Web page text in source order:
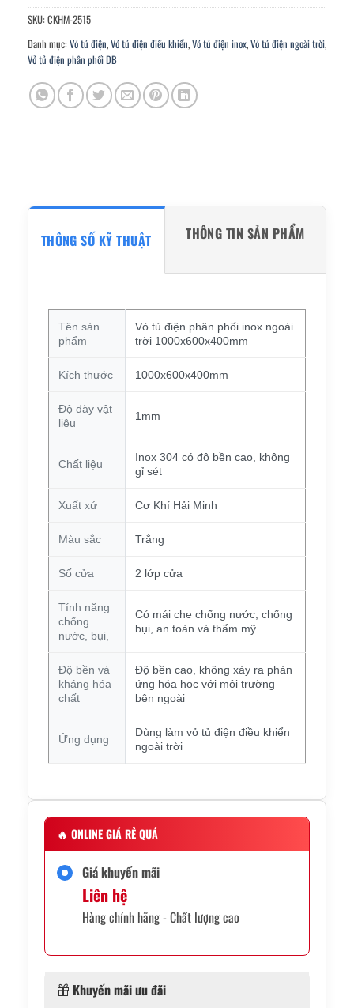
SKU: CKHM-2515
Danh mục: Vỏ tủ điện,Vỏ tủ điện điều khiển,Vỏ tủ điện inox,Vỏ tủ điện ngoài trời,
Vỏ tủ điện phân phối DB
THÔNG SỐ KỸ THUẬT THÔNG TIN SẢN PHẨM
Tên sản
phẩm
Vỏ tủ điện phân phối inox ngoài
trời 1000x600x400mm
Kích thước 1000x600x400mm
Độ dày vật
liệu
1mm
Chất liệu
Inox 304 có độ bền cao, không
gỉ sét
Xuất xứ Cơ Khí Hải Minh
Màu sắc Trắng
Số cửa 2 lớp cửa
Tính năng
chống
nước, bụi,
Có mái che chống nước, chống
bụi, an toàn và thẩm mỹ
Độ bền và
kháng hóa
chất
Độ bền cao, không xảy ra phản
ứng hóa học với môi trường
bên ngoài
Ứng dụng
Dùng làm vỏ tủ điện điều khiển
ngoài trời
🔥 ONLINE GIÁ RẺ QUÁ
Giá khuyến mãi
Liên hệ
Hàng chính hãng - Chất lượng cao
Khuyến mãi ưu đãi